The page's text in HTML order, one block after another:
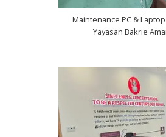
Maintenance PC &
Yayasan Bakrie